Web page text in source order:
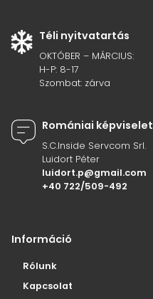
Téli nyitvatartás
OKTÓBER – MÁRCIUS:
H-P: 8-17
Szombat: zárva
Romániai képviselet
S.C.Inside Servcom Srl.
Luidort Péter
luidort.p@gmail.com
+40 722/509-492
Információ
Rólunk
Kapcsolat